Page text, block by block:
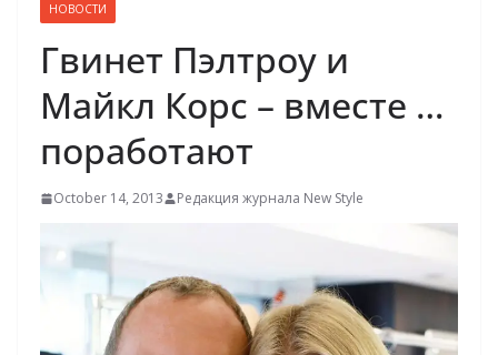
НОВОСТИ
Гвинет Пэлтроу и
Майкл Корс – вместе …
поработают
October 14, 2013 Редакция журнала New Style